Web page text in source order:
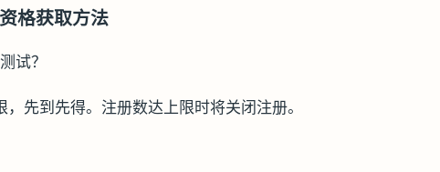
格获取方法
试？
，先到先得。注册数达上限时将关闭注册。